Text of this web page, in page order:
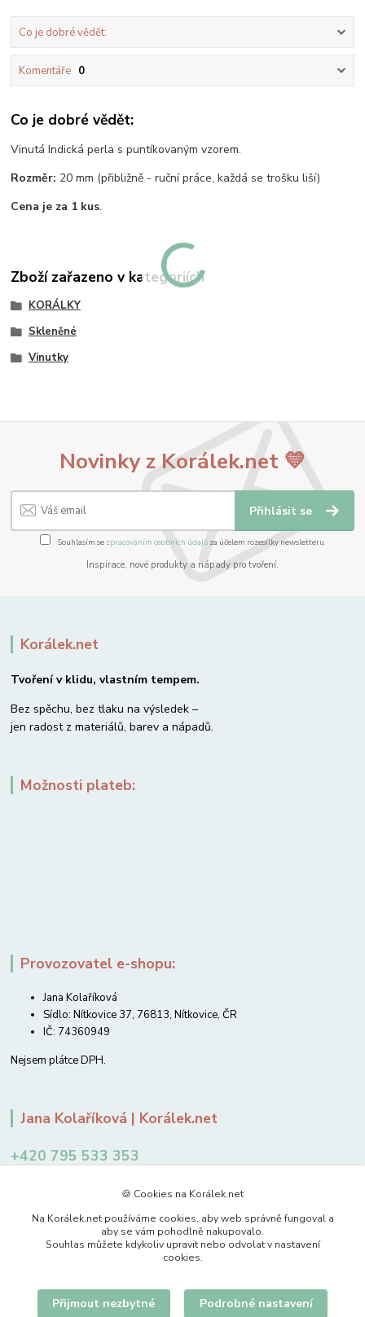
Co je dobré vědět:
Komentáře 0
Co je dobré vědět:
Vinutá Indická perla s puntíkovaným vzorem.
Rozměr: 20 mm (přibližně - ruční práce, každá se trošku liší)
Cena je za 1 kus.
Zboží zařazeno v kategoriích
KORÁLKY
Skleněné
Vinutky
Novinky z Korálek.net 💛
Přihlásit se
Souhlasím se zpracováním osobních údajůza účelem rozesílky newsletteru.
Inspirace, nové produkty a nápady pro tvoření.
Korálek.net
Tvoření v klidu, vlastním tempem.
Bez spěchu, bez tlaku na výsledek –
jen radost z materiálů, barev a nápadů.
Možnosti plateb:
Provozovatel e-shopu:
Jana Kolaříková
Sídlo: Nítkovice 37, 76813, Nítkovice, ČR
IČ: 74360949
Nejsem plátce DPH.
Jana Kolaříková | Korálek.net
+420 795 533 353
🍪 Cookies na Korálek.net
Na Korálek.net používáme cookies, aby web správně fungoval a
aby se vám pohodlně nakupovalo.
Souhlas můžete kdykoliv upravit nebo odvolat v nastavení
cookies.
Přijmout nezbytné Podrobné nastavení